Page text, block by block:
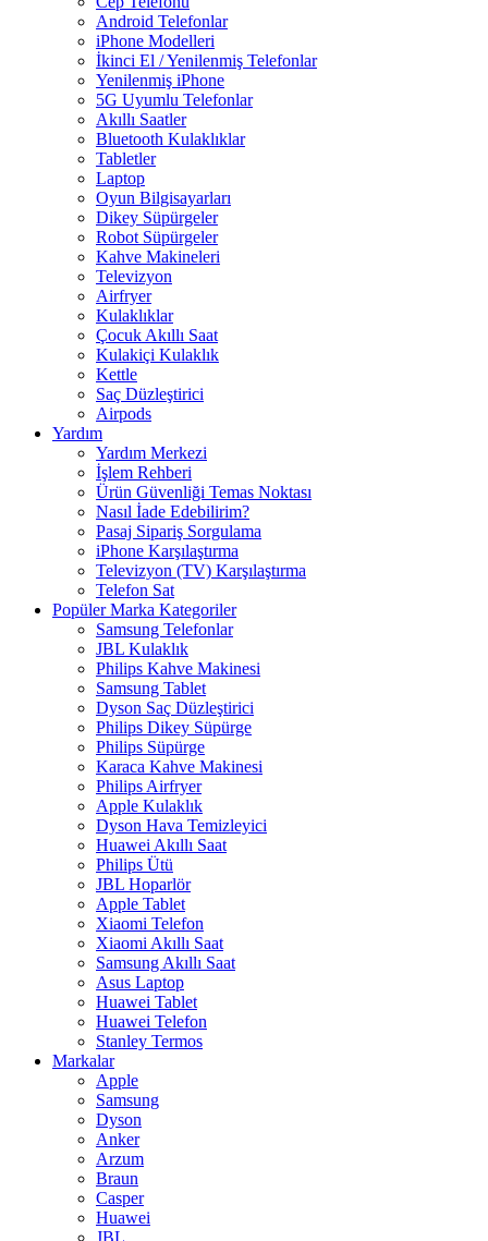
Android Telefonlar
iPhone Modelleri
İkinci El / Yenilenmiş Telefonlar
Yenilenmiş iPhone
5G Uyumlu Telefonlar
Akıllı Saatler
Bluetooth Kulaklıklar
Tabletler
Laptop
Oyun Bilgisayarları
Dikey Süpürgeler
Robot Süpürgeler
Kahve Makineleri
Televizyon
Airfryer
Kulaklıklar
Çocuk Akıllı Saat
Kulakiçi Kulaklık
Kettle
Saç Düzleştirici
Airpods
Yardım
Yardım Merkezi
İşlem Rehberi
Ürün Güvenliği Temas Noktası
Nasıl İade Edebilirim?
Pasaj Sipariş Sorgulama
iPhone Karşılaştırma
Televizyon (TV) Karşılaştırma
Telefon Sat
Popüler Marka Kategoriler
Samsung Telefonlar
JBL Kulaklık
Philips Kahve Makinesi
Samsung Tablet
Dyson Saç Düzleştirici
Philips Dikey Süpürge
Philips Süpürge
Karaca Kahve Makinesi
Philips Airfryer
Apple Kulaklık
Dyson Hava Temizleyici
Huawei Akıllı Saat
Philips Ütü
JBL Hoparlör
Apple Tablet
Xiaomi Telefon
Xiaomi Akıllı Saat
Samsung Akıllı Saat
Asus Laptop
Huawei Tablet
Huawei Telefon
Stanley Termos
Markalar
Apple
Samsung
Dyson
Anker
Arzum
Braun
Casper
Huawei
JBL